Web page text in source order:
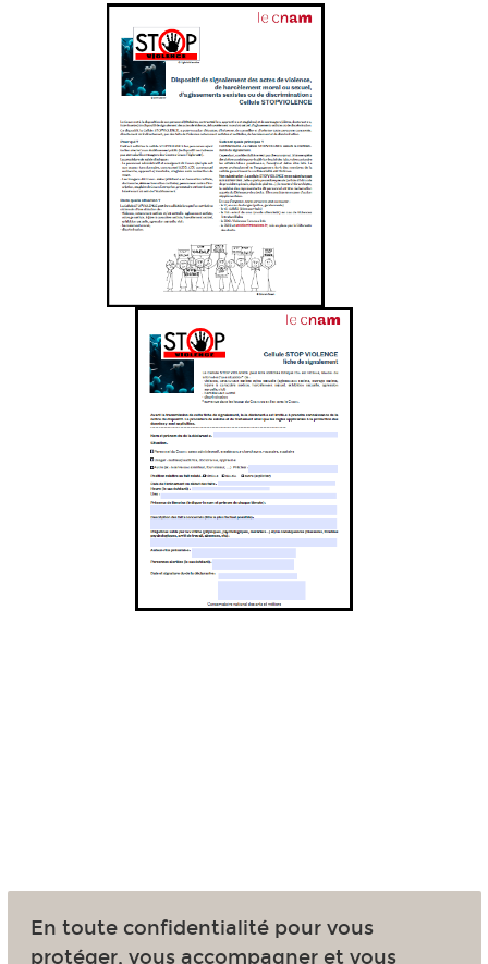
En toute confidentialité pour vous
protéger, vous accompagner et vous